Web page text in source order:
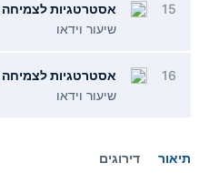
תיאור דירוגים
15
אסטרטגיות לצמיחה
שיעור וידאו
16
אסטרטגיות לצמיחה
שיעור וידאו